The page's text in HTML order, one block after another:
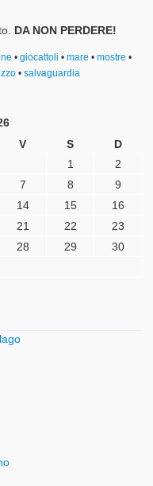
DA NON PERDERE!
•giocattoli •mare •mostre •
•salvaguardia
V S
D
1
2
7 8
9
14 15
16
21 22
23
28 29
30